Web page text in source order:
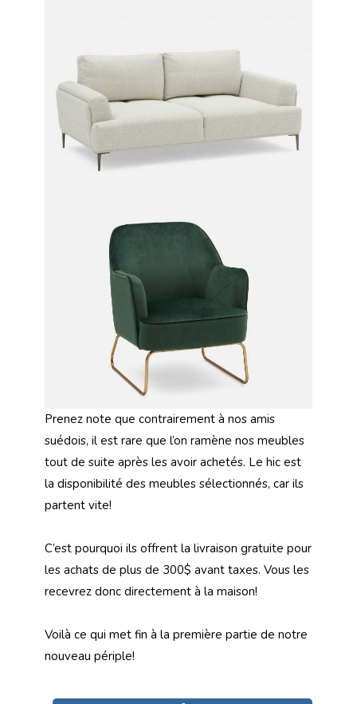
Prenez note que contrairement à nos amis
suédois, il est rare que l’on ramène nos meubles
tout de suite après les avoir achetés. Le hic est
la disponibilité des meubles sélectionnés, car ils
partent vite!
C’est pourquoi ils offrent la livraison gratuite pour
les achats de plus de 300$ avant taxes. Vous les
recevrez donc directement à la maison!
Voilà ce qui met fin à la première partie de notre
nouveau périple!